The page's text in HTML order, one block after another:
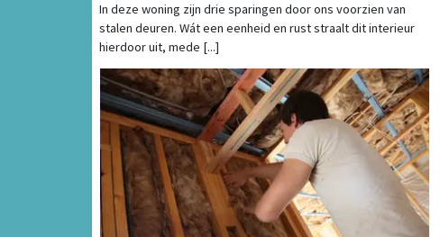
In deze woning zijn drie sparingen door ons voorzien van
stalen deuren. Wát een eenheid en rust straalt dit interieur
hierdoor uit, mede [...]